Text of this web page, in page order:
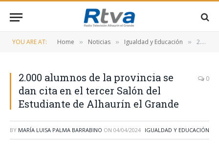
YOU ARE AT: Home » Noticias » Igualdad y Educación » 2.000 alumnos de la provincia se dan cita en el tercer Salón del Estudiante de Alhaurín el Grande
2.000 alumnos de la provincia se
dan cita en el tercer Salón del
Estudiante de Alhaurín el Grande
0
BY MARÍA LUISA PALMA BARRABINO ON 04/04/2024 IGUALDAD Y EDUCACIÓN